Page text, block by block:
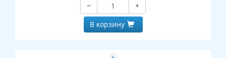
−
+
В корзину